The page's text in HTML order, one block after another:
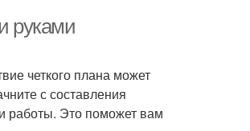
руками
четкого плана может
с составления
работы. Это поможет вам